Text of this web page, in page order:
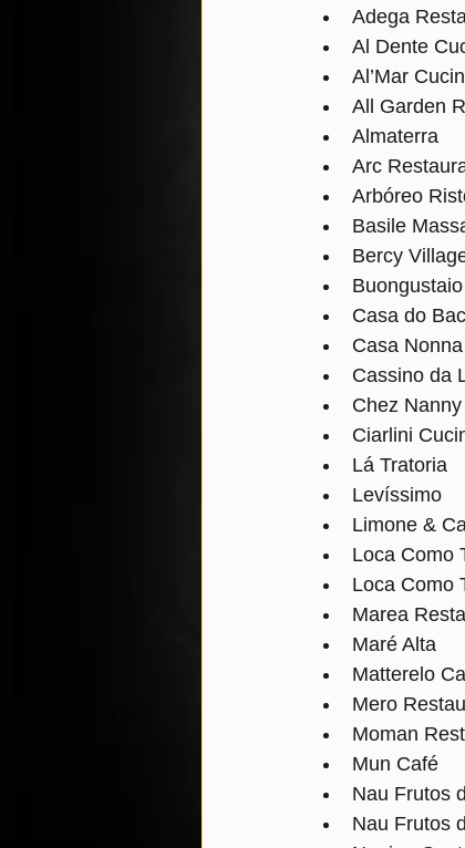
Adega
Al Dente
Al’Mar
All Garden
Almaterra
Arc
Arbóreo
Basile
Bercy
Buongustaio
Casa do
Casa Nonna
Cassino da
Chez Nanny
Ciarlini
Lá Tratoria
Levíssimo
Limone &
Loca Como
Loca Como
Marea
Maré Alta
Matterelo
Mero
Moman
Mun Café
Nau Frutos
Nau Frutos